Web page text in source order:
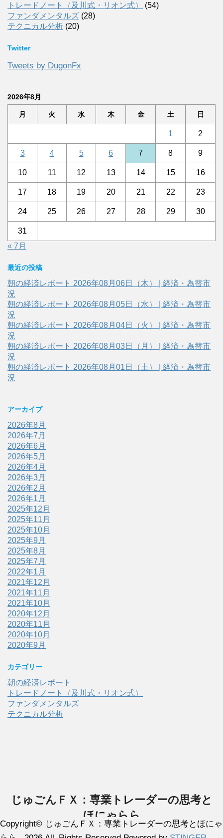
トレードノート（及川式・リオン式）
(54)
ファンダメンタルズ (28)
テクニカル分析 (20)
Twitter
Tweets by DugonFx
2026年8月
月 火 水 木 金 土 日
1 2
3 4 5 6 7 8 9
10 11 12 13 14 15 16
17 18 19 20 21 22 23
24 25 26 27 28 29 30
31
« 7月
最近の投稿
朝の経済レポート 2026年08月06日（木） | 経済・為替市
況
朝の経済レポート 2026年08月05日（水） | 経済・為替市
況
朝の経済レポート 2026年08月04日（火） | 経済・為替市
況
朝の経済レポート 2026年08月03日（月） | 経済・為替市
況
朝の経済レポート 2026年08月01日（土） | 経済・為替市
況
アーカイブ
2026年8月
2026年7月
2026年6月
2026年5月
2026年4月
2026年3月
2026年2月
2026年1月
2025年12月
2025年11月
2025年10月
2025年9月
2025年8月
2025年7月
2022年1月
2021年12月
2021年11月
2021年10月
2020年12月
2020年11月
2020年10月
2020年9月
カテゴリー
朝の経済レポート
トレードノート（及川式・リオン式）
ファンダメンタルズ
テクニカル分析
じゅごんＦＸ：専業トレーダーの思考と
ほにゃらら
日々の経済レポート、ファンダメンタルズ、デイトレ実践情報など
Copyright© じゅごんＦＸ：専業トレーダーの思考とほにゃ